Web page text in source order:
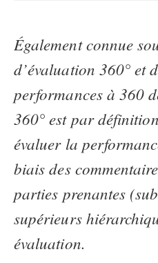
Également connue
d’évaluation 360° et
performances à 360
360° est par
évaluer la
biais des
parties prenantes
supérieurs
évaluation.